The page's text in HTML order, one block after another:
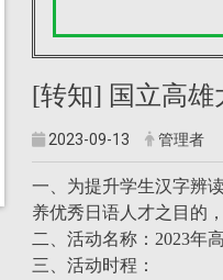
[转知] 国立高雄
2023-09-13 管理者
一、为提升学生汉字辨
养优秀日语人才之目的
二、活动名称：2023年
三、活动时程：